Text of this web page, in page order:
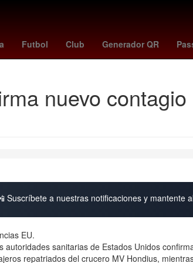
Futbol Club Generador QR
Incendio magic - bucks Penélope Cruz
nuevo
Suscríbete a nuestras notificaciones y mantente
EU.
autoridades sanitarias de Estados Unidos
repatriados del crucero MV Hondius,